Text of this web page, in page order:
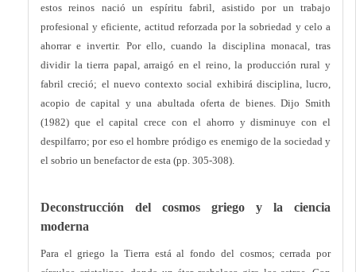
estos reinos nació un espíritu fabril, asistido por un trabajo
profesional y eficiente, actitud reforzada por la sobriedad y celo a
ahorrar e invertir. Por ello, cuando la disciplina monacal, tras
dividir la tierra papal, arraigó en el reino, la producción rural y
fabril creció; el nuevo contexto social exhibirá disciplina, lucro,
acopio de capital y una abultada oferta de bienes. Dijo Smith
(1982) que el capital crece con el ahorro y disminuye con el
despilfarro; por eso el hombre pródigo es enemigo de la sociedad y
el sobrio un benefactor de esta (pp. 305-308).
Deconstrucción del cosmos griego y la ciencia
moderna
Para el griego la Tierra está al fondo del cosmos; cerrada por